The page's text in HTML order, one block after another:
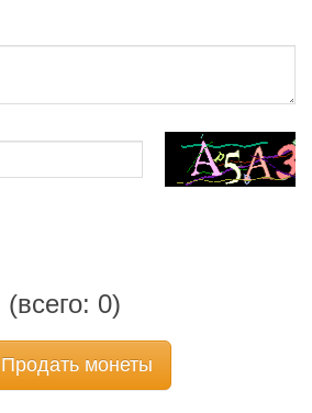
0)
Продать монеты